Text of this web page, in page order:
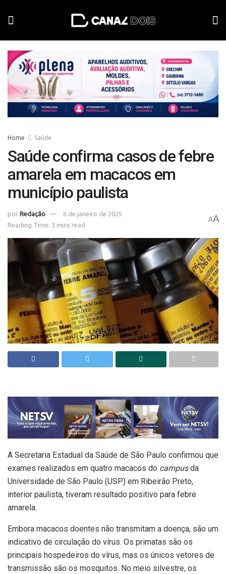
Home Saúde
Saúde confirma casos de febre
amarela em macacos em
município paulista
por Redação
6 de janeiro de 2025
Reading Time: 3 mins read
AA
A Secretaria Estadual da Saúde de São Paulo confirmou que
exames realizados em quatro macacos do campusda
Universidade de São Paulo (USP) em Ribeirão Preto,
interior paulista, tiveram resultado positivo para febre
amarela.
Embora macacos doentes não transmitam a doença, são um
indicativo de circulação do vírus. Os primatas são os
principais hospedeiros do vírus, mas os únicos vetores de
transmissão são os mosquitos. No meio silvestre, os